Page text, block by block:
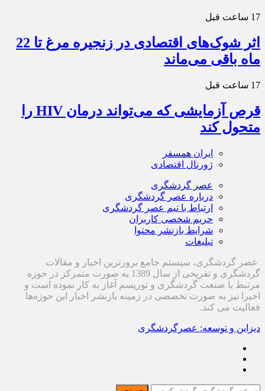
17 ساعت قبل
اثر شوک‌های اقتصادی در زنجیره مرغ تا 22
ماه باقی می‌ماند
17 ساعت قبل
قرص آزمایشی که می‌تواند درمان HIV را
متحول کند
ایران همسفر
ژورنال اقتصادی
عصر گردشگری
درباره عصر گردشگری
ارتباط با تیم عصر گردشگری
حریم شخصی کاربران
شرایط بازنشر محتوا
تبلیغات
عصر گردشگری، سیستم جامع بروزترین اخبار و مقالات
گردشگری و تفریحی از سال 1389 به صورت متمرکز در حوزه
مرتبط با صنعت گردشگری و توریسم آغاز به کار نموده است و
اخیرا نیز به صورت تخصصی در زمینه بازنشر اخبار این حوزه‌ها
فعالیت می کند.
دیزاین و توسعه: عصرگردشگری